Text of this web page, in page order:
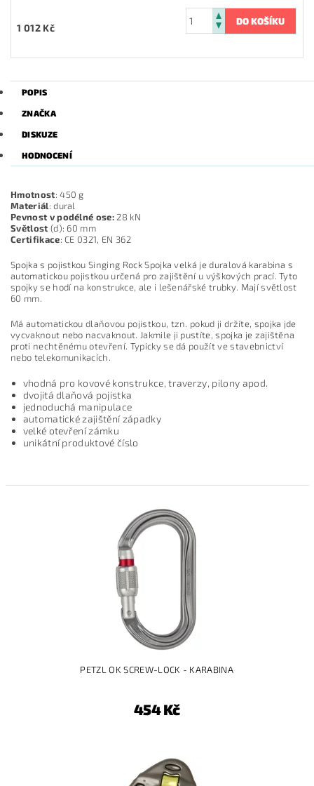
1 012 Kč
POPIS
ZNAČKA
DISKUZE
HODNOCENÍ
Hmotnost: 450 g
Materiál: dural
Pevnost v podélné ose: 28 kN
Světlost (d): 60 mm
Certifikace: CE 0321, EN 362
Spojka s pojistkou Singing Rock Spojka velká je duralová karabina s
automatickou pojistkou určená pro zajištění u výškových prací. Tyto
spojky se hodí na konstrukce, ale i lešenářské trubky. Mají světlost
60 mm.
Má automatickou dlaňovou pojistkou, tzn. pokud ji držíte, spojka jde
vycvaknout nebo nacvaknout. Jakmile ji pustíte, spojka je zajištěna
proti nechtěnému otevření. Typicky se dá použít ve stavebnictví
nebo telekomunikacích.
vhodná pro kovové konstrukce, traverzy, pilony apod.
dvojitá dlaňová pojistka
jednoduchá manipulace
automatické zajištění západky
velké otevření zámku
unikátní produktové číslo
PETZL OK SCREW-LOCK - KARABINA
454 Kč